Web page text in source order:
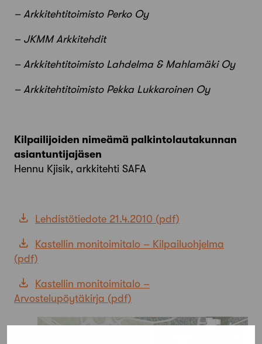
– Arkkitehtitoimisto Perko Oy
– JKMM Arkkitehdit
– Arkkitehtitoimisto Lahdelma & Mahlamäki Oy
– Arkkitehtitoimisto Pekka Lukkaroinen Oy
Kilpailijoiden nimeämä palkintolautakunnan
asiantuntijajäsen
Hennu Kjisik, arkkitehti SAFA
Lehdistötiedote 21.4.2010
Kastellin monitoimitalo – Kilpailuohjelma
Kastellin monitoimitalo –
Arvostelupöytäkirja